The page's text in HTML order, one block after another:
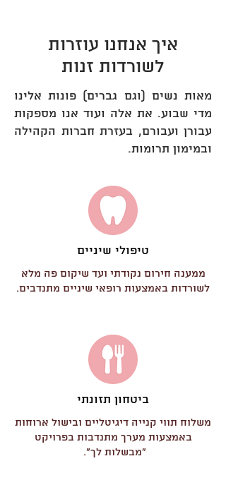
איך אנחנו עוזרות
לשורדות זנות
מאות נשים (וגם גברים) פונות אלינו
מדי שבוע. את אלה ועוד אנו מספקות
עבורן ועבורם, בעזרת חברות הקהילה
ובמימון תרומות.
טיפולי שיניים
ממענה חירום נקודתי ועד שיקום פה מלא
לשורדות באמצעות רופאי שיניים מתנדבים.
ביטחון תזונתי
משלוח תווי קנייה דיגיטליים ובישול ארוחות
באמצעות מערך מתנדבות בפרויקט
״מבשלות לך״.